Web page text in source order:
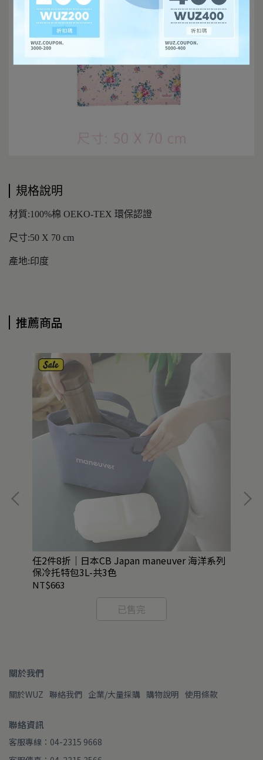
規格說明
材質:100%棉 OEKO-TEX 環保認證
尺寸:50 X 70 cm
產地:印度
推薦商品
任2件8折｜日本CB Japan maneuver 海洋系列
保冷托特包3L-共3色
NT$663
已售完
關於我們
關於WUZ 聯絡我們 企業/大量採購 購物說明 使用條款
聯絡資訊
客服專線：04-2315 9668